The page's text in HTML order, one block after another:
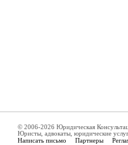
© 2006-2026 Юридическая
Юристы, адвокаты, юридические
Написать письмо Партнеры